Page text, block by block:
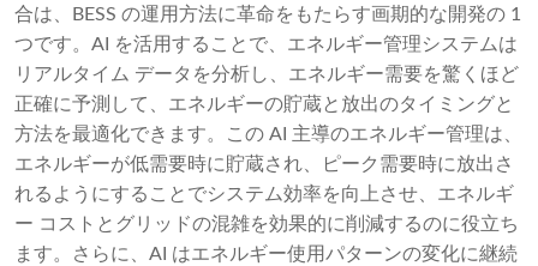
合は、BESS の運用方法に革命をもたらす画期的な開発の 1
つです。AI を活用することで、エネルギー管理システムは
リアルタイム データを分析し、エネルギー需要を驚くほど
正確に予測して、エネルギーの貯蔵と放出のタイミングと
方法を最適化できます。この AI 主導のエネルギー管理は、
エネルギーが低需要時に貯蔵され、ピーク需要時に放出さ
れるようにすることでシステム効率を向上させ、エネルギ
ー コストとグリッドの混雑を効果的に削減するのに役立ち
ます。さらに、AI はエネルギー使用パターンの変化に継続